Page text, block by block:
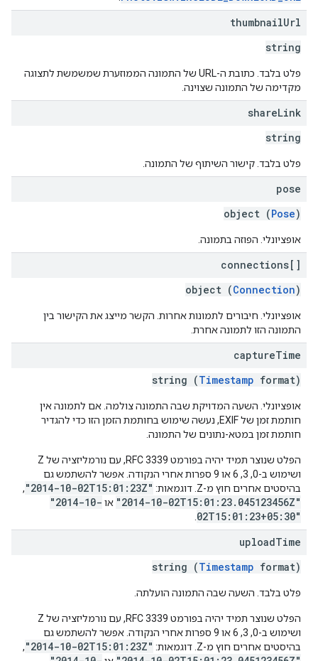
thumbnailUrl
string
פלט בלבד. כתובת ה-URL של התמונה הממוזערת שמשמשת לתצוגה
מקדימה של התמונה שצוינה.
shareLink
string
פלט בלבד. קישור השיתוף של התמונה.
pose
object (Pose)
אופציונלי. הפוזה בתמונה.
connections[]
object (Connection)
אופציונלי. חיבורים לתמונות אחרות. הקשר מייצג את הקישור בין
התמונה הזו לתמונה אחרת.
captureTime
string (Timestamp format)
אופציונלי. השעה המדויקת שבה התמונה צולמה. אם לתמונה אין
חותמת זמן של EXIF, נעשה שימוש בחותמת הזמן הזו כדי להגדיר
חותמת זמן במטא-נתונים של התמונה.
הפלט שנוצר תמיד יהיה בפורמט RFC 3339, עם נורמליזציה של Z
ושימוש ב-0, 3, 6 או 9 ספרות אחרי הנקודה. אפשר להשתמש גם
בהיסטים אחרים חוץ מ-Z. דוגמאות:
"2014-10-02T15:01:23Z"
, ‏
"2014-10-02T15:01:23.045123456Z" או "2014-10-
02T15:01:23+05:30"
uploadTime
string (Timestamp format)
פלט בלבד. השעה שבה התמונה הועלתה.
הפלט שנוצר תמיד יהיה בפורמט RFC 3339, עם נורמליזציה של Z
ושימוש ב-0, 3, 6 או 9 ספרות אחרי הנקודה. אפשר להשתמש גם
בהיסטים אחרים חוץ מ-Z. דוגמאות:
"2014-10-02T15:01:23Z"
, ‏